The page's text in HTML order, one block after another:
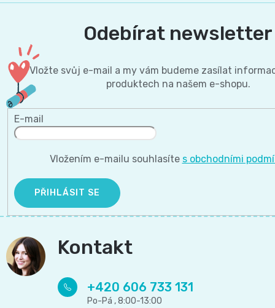
Odebírat newsletter
Vložte svůj e-mail a my vám budeme zasílat
produktech na našem e-shopu.
E-mail
Vložením e-mailu souhlasíte s obchodními
PŘIHLÁSIT SE
Kontakt
+420 606 733 131